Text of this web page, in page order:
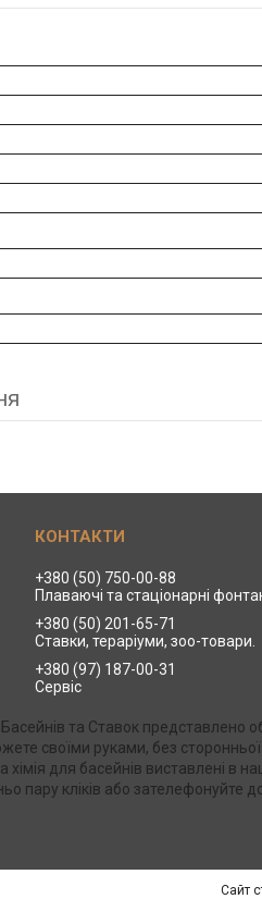
+380 (50) 750-00-88
Плаваючі та стаціонарні
+380 (50) 201-65-71
Ставки, тераріуми, зоо-товари.
+380 (97) 187-00-31
Сервіс
та Ставок представлено
своїми руками, без
для басейнів виставлені в
пару кліків або
Сайт